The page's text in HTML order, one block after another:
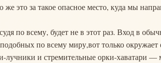
же это за такое опасное место, куда мы
по всему, будет не в этот раз. Вход в
подобных по всему миру,вот только
лучники и стремительные орки-хаватари —